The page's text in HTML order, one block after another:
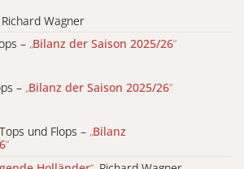
Richard Wagner
– „Bilanz der Saison 2025/26“
– „Bilanz der Saison 2025/26“
und Flops – „Bilanz
“